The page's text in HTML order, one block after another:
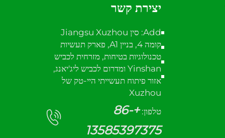
יצירת קשר
Add: סין Jiangsu Xuzhou
קומה 4, בניין A1, פארק תעשיות
טכנולוגיות בטיחות, מזרחית לכביש
Yinshan ומדרום לכביש ליג'יאנג,
אזור פיתוח תעשייתי היי-טק של
Xuzhou
טלפון:
+86-
13585397375